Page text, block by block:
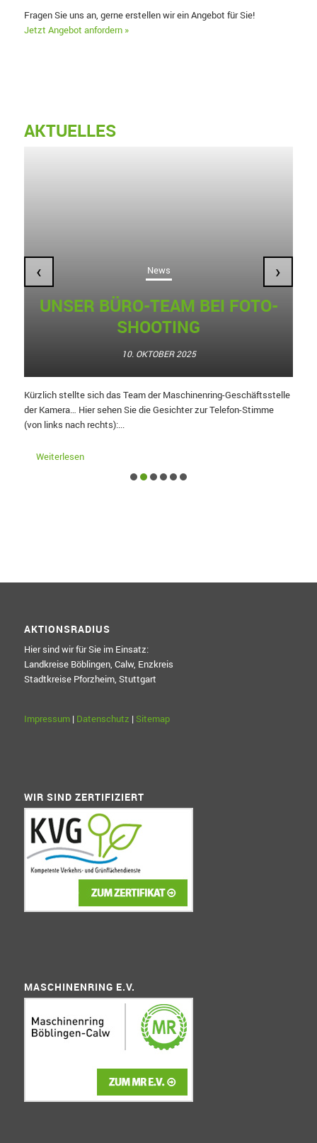
Fragen Sie uns an, gerne erstellen wir ein Angebot für Sie!
Jetzt Angebot anfordern »
AKTUELLES
News
UNSER BÜRO-TEAM BEI FOTO-
SHOOTING
10. OKTOBER 2025
Kürzlich stellte sich das Team der Maschinenring-Geschäftsstelle
der Kamera… Hier sehen Sie die Gesichter zur Telefon-Stimme
(von links nach rechts):...
Weiterlesen
‹ ›
AKTIONSRADIUS
Hier sind wir für Sie im Einsatz:
Landkreise Böblingen, Calw, Enzkreis
Stadtkreise Pforzheim, Stuttgart
Impressum| Datenschutz | Sitemap
WIR SIND ZERTIFIZIERT
MASCHINENRING E.V.